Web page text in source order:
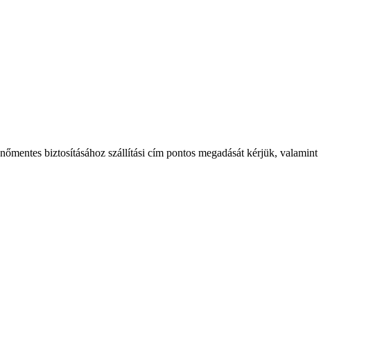
biztosításához szállítási cím pontos megadását kérjük, valamint